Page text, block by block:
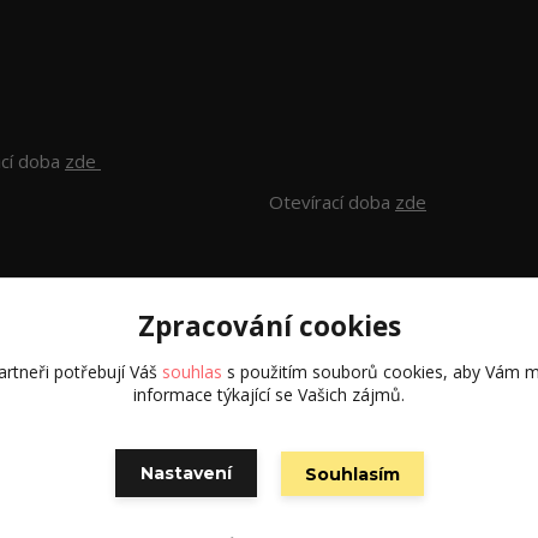
doba zde
Otevírací doba zde
Všechna práva vyhrazena S.G.E.C s.r.o. 2024
Zpracování cookies
potřebují Váš souhlas s použitím souborů cookies, aby Vám
informace týkající se Vašich zájmů.
Nastavení Souhlasím